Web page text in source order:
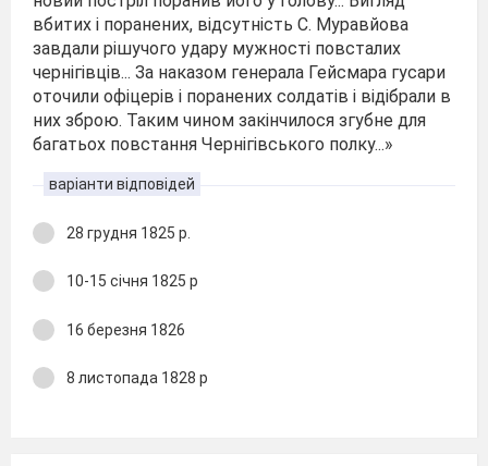
вбитих і поранених, відсутність С. Муравйова
завдали рішучого удару мужності повсталих
чернігівців... За наказом генерала Гейсмара гусари
оточили офіцерів і поранених солдатів і відібрали в
них зброю. Таким чином закінчилося згубне для
багатьох повстання Чернігівського полку...»
варіанти відповідей
28 грудня 1825 р.
10-15 січня 1825 р
16 березня 1826
8 листопада 1828 р